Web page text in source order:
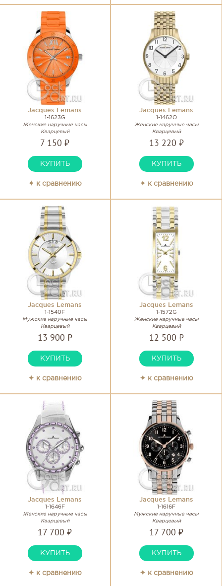
Jacques Lemans
1-1623G
Женские наручные часы
Кварцевый
7 150 ₽
КУПИТЬ
✦ к сравнению
Jacques Lemans
1-1462O
Женские наручные часы
Кварцевый
13 220 ₽
КУПИТЬ
✦ к сравнению
Jacques Lemans
1-1540F
Мужские наручные часы
Кварцевый
13 900 ₽
КУПИТЬ
✦ к сравнению
Jacques Lemans
1-1572G
Женские наручные часы
Кварцевый
12 500 ₽
КУПИТЬ
✦ к сравнению
Jacques Lemans
1-1646F
Женские наручные часы
Кварцевый
17 700 ₽
КУПИТЬ
✦ к сравнению
Jacques Lemans
1-1616F
Мужские наручные часы
Кварцевый
17 700 ₽
КУПИТЬ
✦ к сравнению